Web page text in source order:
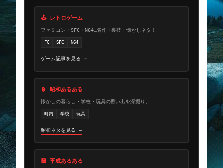
🕹 レトロゲーム
ファミコン・SFC・N64…名作・裏技・懐かしネタ！
FC SFC N64
ゲーム記事を見る →
🏮 昭和あるある
懐かしの暮らし・学校・玩具の思い出を深掘り。
町内 学校 玩具
昭和ネタを見る →
💾 平成あるある